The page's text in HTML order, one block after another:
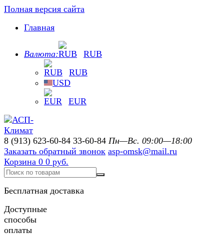
Полная версия сайта
Главная
Валюта:
RUB
RUB
USD
EUR
8 (913) 623-60-84 33-60-84 Пн—Вс. 09:00—18:00
Заказать обратный звонок asp-omsk@mail.ru
Корзина 0 0 руб.
Бесплатная доставка
Доступные
способы
оплаты